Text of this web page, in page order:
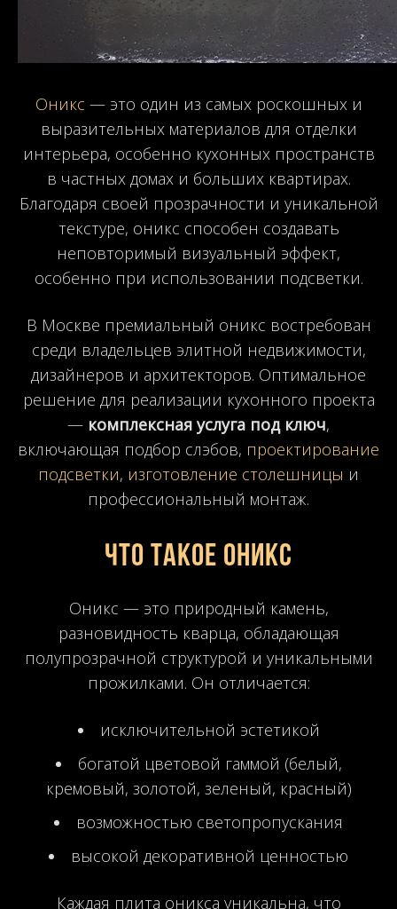
Оникс — это один из самых роскошных и
выразительных материалов для отделки
интерьера, особенно кухонных пространств
в частных домах и больших квартирах.
Благодаря своей прозрачности и уникальной
текстуре, оникс способен создавать
неповторимый визуальный эффект,
особенно при использовании подсветки.
В Москве премиальный оникс востребован
среди владельцев элитной недвижимости,
дизайнеров и архитекторов. Оптимальное
решение для реализации кухонного проекта
— комплексная услуга под ключ,
включающая подбор слэбов, проектирование
подсветки, изготовление столешницы и
профессиональный монтаж.
Что такое оникс
Оникс — это природный камень,
разновидность кварца, обладающая
полупрозрачной структурой и уникальными
прожилками. Он отличается:
исключительной эстетикой
богатой цветовой гаммой (белый,
кремовый, золотой, зеленый, красный)
возможностью светопропускания
высокой декоративной ценностью
Каждая плита оникса уникальна, что